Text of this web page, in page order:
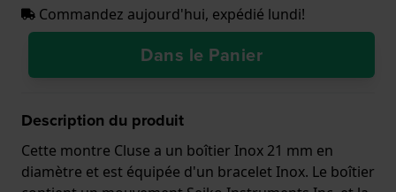
Commandez aujourd'hui, expédié lundi!
Dans le Panier
Description du produit
Cette montre Cluse a un boîtier Inox 21 mm en
diamètre et est équipée d'un bracelet Inox. Le boîtier